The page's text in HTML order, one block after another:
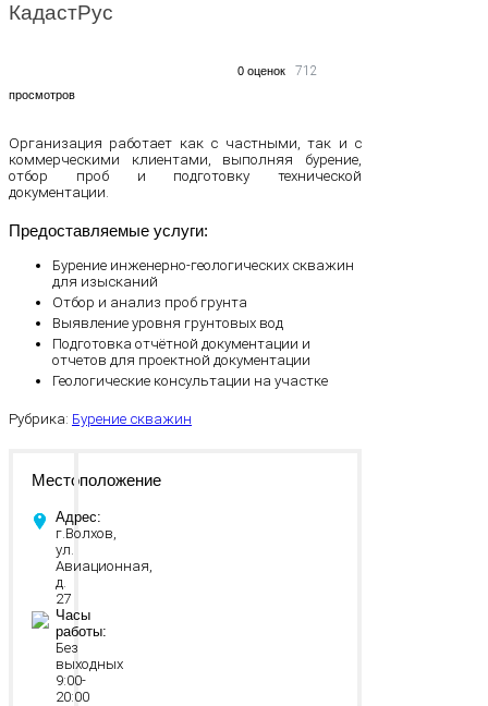
КадастРус
0 оценок 712
просмотров
Организация работает как с частными, так и с
коммерческими клиентами, выполняя бурение,
отбор проб и подготовку технической
документации.
Предоставляемые услуги:
Бурение инженерно‑геологических скважин
для изысканий
Отбор и анализ проб грунта
Выявление уровня грунтовых вод
Подготовка отчётной документации и
отчетов для проектной документации
Геологические консультации на участке
Рубрика: Бурение скважин
Местоположение
Адрес:
г.Волхов,
ул.
Авиационная,
д.
27
Часы
работы:
Без
выходных
9:00-
20:00